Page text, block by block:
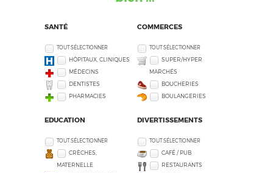
SANTÉ
TOUT SÉLECTIONNER
HÔPITAUX, CLINIQUES
MÉDECINS
DENTISTES
PHARMACIES
COMMERCES
TOUT SÉLECTIONNER
SUPER/HYPER
MARCHÉS
BOUCHERIES
BOULANGERIES
EDUCATION
TOUT SÉLECTIONNER
CRÈCHES,
MATERNELLE
DIVERTISSEMENTS
TOUT SÉLECTIONNER
CAFÉ / PUB
RESTAURANTS